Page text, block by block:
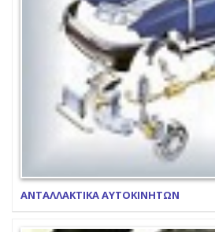
ΑΝΤΑΛΛΑΚΤΙΚΑ ΑΥΤΟΚΙΝΗΤΩΝ